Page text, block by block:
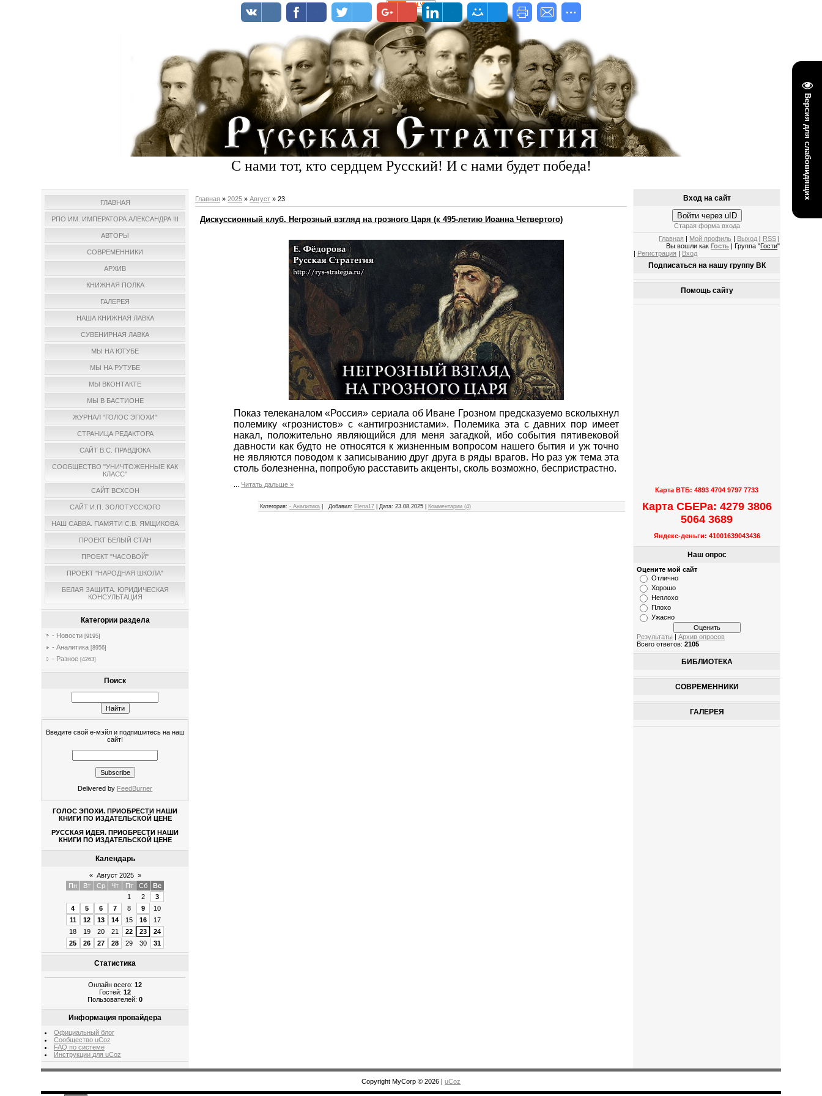
Версия для слабовидящих
С нами тот, кто сердцем Русский! И с нами будет победа!
ГЛАВНАЯ
РПО ИМ. ИМПЕРАТОРА АЛЕКСАНДРА III
АВТОРЫ
СОВРЕМЕННИКИ
АРХИВ
КНИЖНАЯ ПОЛКА
ГАЛЕРЕЯ
НАША КНИЖНАЯ ЛАВКА
СУВЕНИРНАЯ ЛАВКА
МЫ НА ЮТУБЕ
МЫ НА РУТУБЕ
МЫ ВКОНТАКТЕ
МЫ В БАСТИОНЕ
ЖУРНАЛ "ГОЛОС ЭПОХИ"
СТРАНИЦА РЕДАКТОРА
САЙТ В.С. ПРАВДЮКА
СООБЩЕСТВО "УНИЧТОЖЕННЫЕ КАК
КЛАСС"
САЙТ ВСХСОН
САЙТ И.П. ЗОЛОТУССКОГО
НАШ САВВА. ПАМЯТИ С.В. ЯМЩИКОВА
ПРОЕКТ БЕЛЫЙ СТАН
ПРОЕКТ "ЧАСОВОЙ"
ПРОЕКТ "НАРОДНАЯ ШКОЛА"
БЕЛАЯ ЗАЩИТА. ЮРИДИЧЕСКАЯ
КОНСУЛЬТАЦИЯ
Категории раздела
- Новости [9195]
- Аналитика [8956]
- Разное [4263]
Поиск
Введите свой е-мэйл и подпишитесь на наш
сайт!
Delivered by FeedBurner
ГОЛОС ЭПОХИ. ПРИОБРЕСТИ НАШИ
КНИГИ ПО ИЗДАТЕЛЬСКОЙ ЦЕНЕ
РУССКАЯ ИДЕЯ. ПРИОБРЕСТИ НАШИ
КНИГИ ПО ИЗДАТЕЛЬСКОЙ ЦЕНЕ
Календарь
« Август 2025 »
Пн
Вт Ср Чт Пт Сб
Вс
1
2
3
4
5 6 7 8 9
10
11
12 13 14 15 16
17
18
19 20 21 22 23
24
25
26 27 28 29 30 31
Статистика
Онлайн всего:12
Гостей:12
Пользователей:0
Информация провайдера
Официальный блог
Сообщество uCoz
FAQ по системе
Инструкции для uCoz
Главная »2025 » Август » 23
Дискуссионный клуб. Негрозный взгляд на грозного Царя (к 495-летию Иоанна Четвертого)
Показ телеканалом «Россия» сериала об Иване Грозном предсказуемо всколыхнул
полемику «грознистов» с «антигрознистами». Полемика эта с давних пор имеет
накал, положительно являющийся для меня загадкой, ибо события пятивековой
давности как будто не относятся к жизненным вопросом нашего бытия и уж точно
не являются поводом к записыванию друг друга в ряды врагов. Но раз уж тема эта
столь болезненна, попробую расставить акценты, сколь возможно, беспристрастно.
Читать дальше »
Категория: - Аналитика Добавил: Elena17 Дата: 23.08.2025 Комментарии (4)
Вход на сайт
Войти через uID
Старая форма входа
Главная
Мой профиль Выход RSS
Вы вошли как Гость | Группа "Гости"
Регистрация Вход
Подписаться на нашу группу ВК
Помощь сайту
Карта ВТБ: 4893 4704 9797 7733
Карта СБЕРа: 4279 3806
5064 3689
Яндекс-деньги: 41001639043436
Наш опрос
Оцените мой сайт
Отлично
Хорошо
Неплохо
Плохо
Ужасно
Результаты |Архив опросов
Всего ответов:2105
БИБЛИОТЕКА
СОВРЕМЕННИКИ
ГАЛЕРЕЯ
Copyright MyCorp © 2026 uCoz